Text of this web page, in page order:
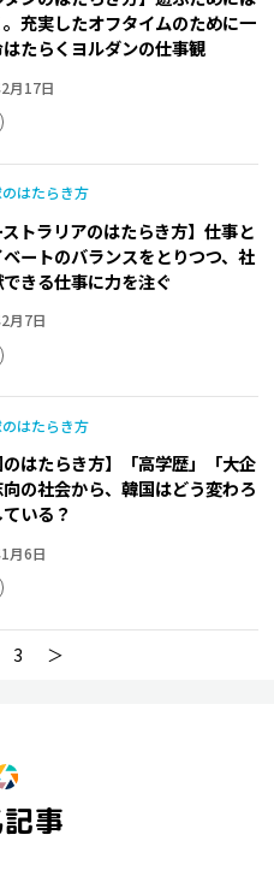
充実したオフタイムのために一
たらくヨルダンの仕事観
月17日
はたらき方
ストラリアのはたらき方】仕事と
ートのバランスをとりつつ、社
きる仕事に力を注ぐ
月7日
はたらき方
のはたらき方】「高学歴」「大企
の社会から、韓国はどう変わろ
いる？
月6日
3 ＞
記事